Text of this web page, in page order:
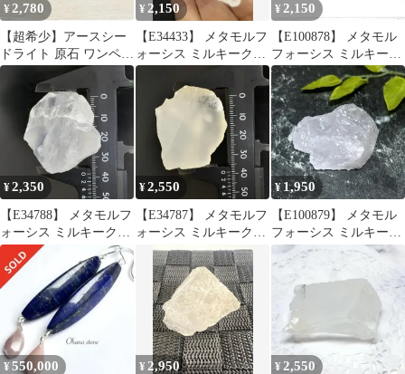
¥2,780
【超希少】アースシー
ドライト 原石 ワンペア
5.6g 天然石 鉱物標本
¥ 2,150
【E34433】 メタモルフ
ォーシス ミルキークォ
ーツ 水晶 パワーストー
ン 天然石 鉱物 原石
¥ 2,150
【E100878】 メタモル
フォーシス ミルキーク
ォーツ 水晶 パワースト
ーン 天然石 鉱物 原石
¥2,350
【E34788】 メタモルフ
ォーシス ミルキークォ
ーツ 水晶 パワーストー
ン 天然石 鉱物 原石
¥2,550
【E34787】 メタモルフ
ォーシス ミルキークォ
ーツ 水晶 パワーストー
ン 天然石 鉱物 原石
¥ 1,950
【E100879】 メタモル
フォーシス ミルキーク
ォーツ 水晶 パワースト
ーン 天然石 鉱物 原石
¥550,000 ¥ 2,950 ¥ 2,550